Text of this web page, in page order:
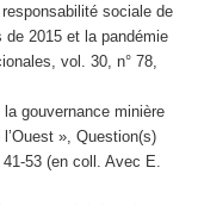
sociale de
de 2015 et la pandémie
vol. 30, n° 78,
la gouvernance minière
», Question(s)
53 (en coll. Avec E.